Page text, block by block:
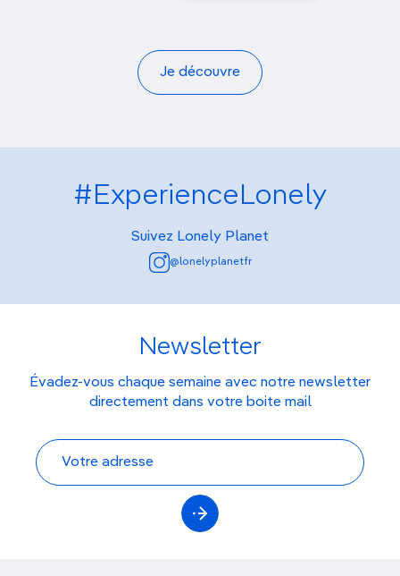
Je découvre
#ExperienceLonely
Suivez Lonely Planet
@lonelyplanetfr
Newsletter
Évadez-vous chaque semaine avec notre newsletter
directement dans votre boite mail